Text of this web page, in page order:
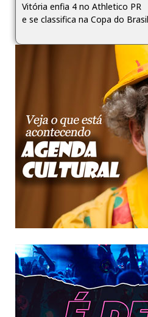
Vitória enfia 4 no Athletico PR
e se classifica na Copa do Brasil